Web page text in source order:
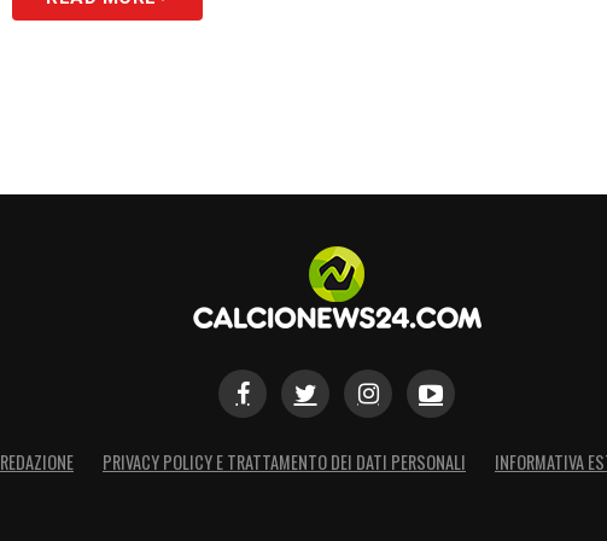
REDAZIONE PRIVACY POLICY E TRATTAMENTO DEI DATI PERSONALI INFORMATIVA